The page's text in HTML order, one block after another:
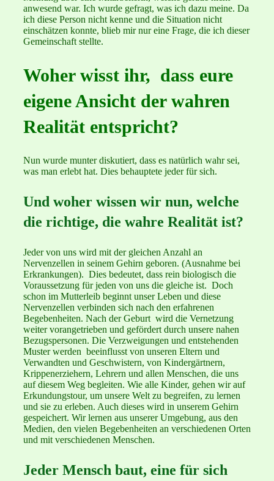
anwesend war. Ich wurde gefragt, was ich dazu meine. Da
ich diese Person nicht kenne und die Situation nicht
einschätzen konnte, blieb mir nur eine Frage, die ich dieser
Gemeinschaft stellte.
Woher wisst ihr, dass eure
eigene Ansicht der wahren
Realität entspricht?
Nun wurde munter diskutiert, dass es natürlich wahr sei,
was man erlebt hat. Dies behauptete jeder für sich.
Und woher wissen wir nun, welche
die richtige, die wahre Realität ist?
Jeder von uns wird mit der gleichen Anzahl an
Nervenzellen in seinem Gehirn geboren. (Ausnahme bei
Erkrankungen). Dies bedeutet, dass rein biologisch die
Voraussetzung für jeden von uns die gleiche ist. Doch
schon im Mutterleib beginnt unser Leben und diese
Nervenzellen verbinden sich nach den erfahrenen
Begebenheiten. Nach der Geburt wird die Vernetzung
weiter vorangetrieben und gefördert durch unsere nahen
Bezugspersonen. Die Verzweigungen und entstehenden
Muster werden beeinflusst von unseren Eltern und
Verwandten und Geschwistern, von Kindergärtnern,
Krippenerziehern, Lehrern und allen Menschen, die uns
auf diesem Weg begleiten. Wie alle Kinder, gehen wir auf
Erkundungstour, um unsere Welt zu begreifen, zu lernen
und sie zu erleben. Auch dieses wird in unserem Gehirn
gespeichert. Wir lernen aus unserer Umgebung, aus den
Medien, den vielen Begebenheiten an verschiedenen Orten
und mit verschiedenen Menschen.
Jeder Mensch baut, eine für sich